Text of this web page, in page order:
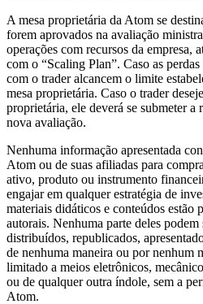
A mesa proprietária da Atom se
forem aprovados na avaliação
operações com recursos da empresa,
com o “Scaling Plan”. Caso as
com o trader alcancem o limite
mesa proprietária. Caso o trader
proprietária, ele deverá se submeter a
nova avaliação.
Nenhuma informação apresentada
Atom ou de suas afiliadas para
ativo, produto ou instrumento
engajar em qualquer estratégia de
materiais didáticos e conteúdos estão
autorais. Nenhuma parte deles
distribuídos, republicados,
de nenhuma maneira ou por nenhum
limitado a meios eletrônicos,
ou de qualquer outra índole, sem a
Atom.